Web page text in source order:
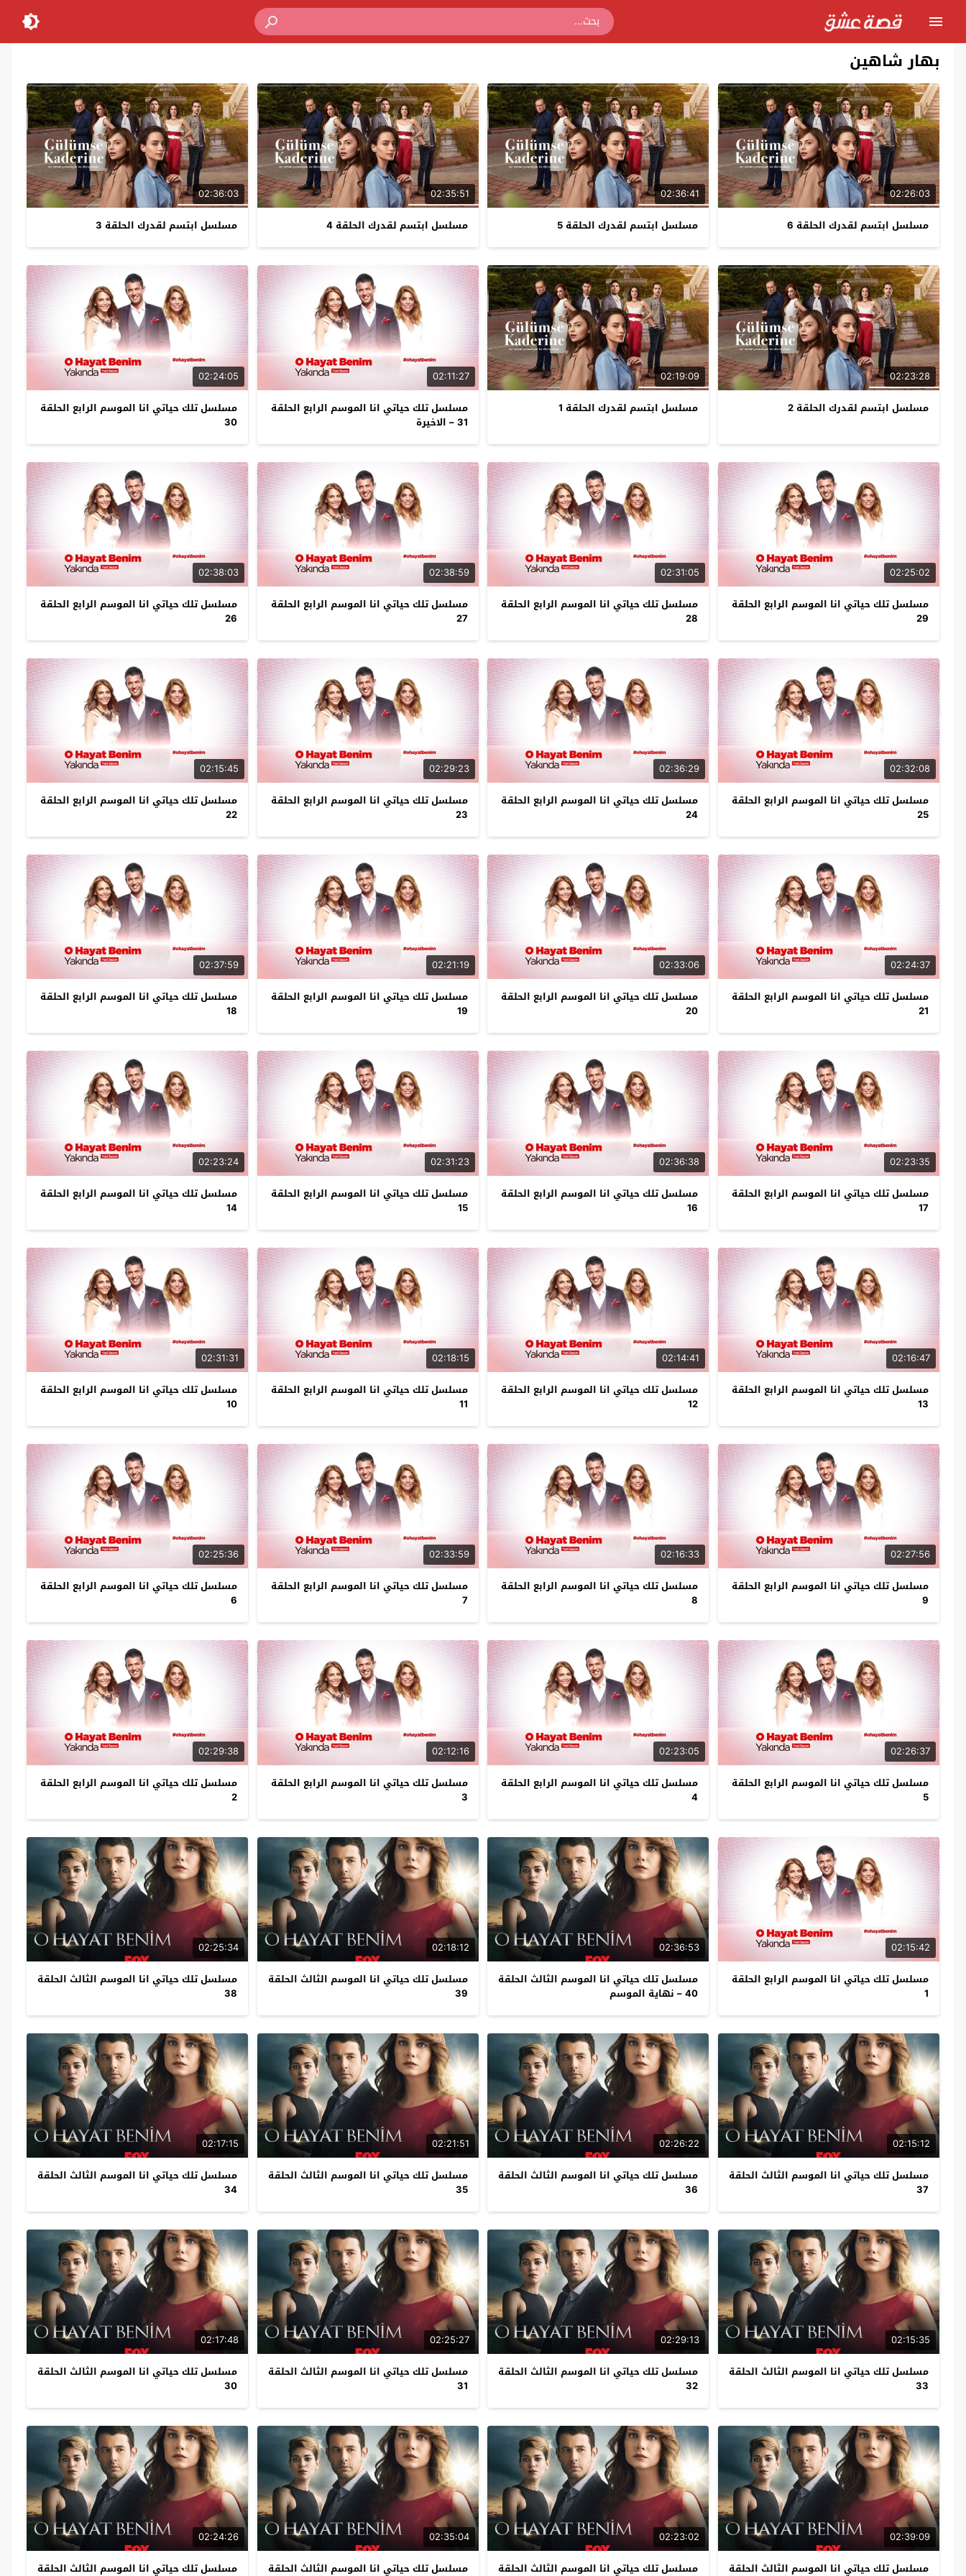
بهار شاهين
02:26:03
مسلسل ابتسم لقدرك الحلقة 6
02:36:41
مسلسل ابتسم لقدرك الحلقة 5
02:35:51
مسلسل ابتسم لقدرك الحلقة 4
02:36:03
مسلسل ابتسم لقدرك الحلقة 3
02:23:28
مسلسل ابتسم لقدرك الحلقة 2
02:19:09
مسلسل ابتسم لقدرك الحلقة 1
02:11:27
مسلسل تلك حياتي انا الموسم الرابع الحلقة
31 – الاخيرة
02:24:05
مسلسل تلك حياتي انا الموسم الرابع الحلقة
30
02:25:02
مسلسل تلك حياتي انا الموسم الرابع الحلقة
29
02:31:05
مسلسل تلك حياتي انا الموسم الرابع الحلقة
28
02:38:59
مسلسل تلك حياتي انا الموسم الرابع الحلقة
27
02:38:03
مسلسل تلك حياتي انا الموسم الرابع الحلقة
26
02:32:08
مسلسل تلك حياتي انا الموسم الرابع الحلقة
25
02:36:29
مسلسل تلك حياتي انا الموسم الرابع الحلقة
24
02:29:23
مسلسل تلك حياتي انا الموسم الرابع الحلقة
23
02:15:45
مسلسل تلك حياتي انا الموسم الرابع الحلقة
22
02:24:37
مسلسل تلك حياتي انا الموسم الرابع الحلقة
21
02:33:06
مسلسل تلك حياتي انا الموسم الرابع الحلقة
20
02:21:19
مسلسل تلك حياتي انا الموسم الرابع الحلقة
19
02:37:59
مسلسل تلك حياتي انا الموسم الرابع الحلقة
18
02:23:35
مسلسل تلك حياتي انا الموسم الرابع الحلقة
17
02:36:38
مسلسل تلك حياتي انا الموسم الرابع الحلقة
16
02:31:23
مسلسل تلك حياتي انا الموسم الرابع الحلقة
15
02:23:24
مسلسل تلك حياتي انا الموسم الرابع الحلقة
14
02:16:47
مسلسل تلك حياتي انا الموسم الرابع الحلقة
13
02:14:41
مسلسل تلك حياتي انا الموسم الرابع الحلقة
12
02:18:15
مسلسل تلك حياتي انا الموسم الرابع الحلقة
11
02:31:31
مسلسل تلك حياتي انا الموسم الرابع الحلقة
10
02:27:56
مسلسل تلك حياتي انا الموسم الرابع الحلقة
9
02:16:33
مسلسل تلك حياتي انا الموسم الرابع الحلقة
8
02:33:59
مسلسل تلك حياتي انا الموسم الرابع الحلقة
7
02:25:36
مسلسل تلك حياتي انا الموسم الرابع الحلقة
6
02:26:37
مسلسل تلك حياتي انا الموسم الرابع الحلقة
5
02:23:05
مسلسل تلك حياتي انا الموسم الرابع الحلقة
4
02:12:16
مسلسل تلك حياتي انا الموسم الرابع الحلقة
3
02:29:38
مسلسل تلك حياتي انا الموسم الرابع الحلقة
2
02:15:42
مسلسل تلك حياتي انا الموسم الرابع الحلقة
1
02:36:53
مسلسل تلك حياتي انا الموسم الثالث الحلقة
40 – نهاية الموسم
02:18:12
مسلسل تلك حياتي انا الموسم الثالث الحلقة
39
02:25:34
مسلسل تلك حياتي انا الموسم الثالث الحلقة
38
02:15:12
مسلسل تلك حياتي انا الموسم الثالث الحلقة
37
02:26:22
مسلسل تلك حياتي انا الموسم الثالث الحلقة
36
02:21:51
مسلسل تلك حياتي انا الموسم الثالث الحلقة
35
02:17:15
مسلسل تلك حياتي انا الموسم الثالث الحلقة
34
02:15:35
مسلسل تلك حياتي انا الموسم الثالث الحلقة
33
02:29:13
مسلسل تلك حياتي انا الموسم الثالث الحلقة
32
02:25:27
مسلسل تلك حياتي انا الموسم الثالث الحلقة
31
02:17:48
مسلسل تلك حياتي انا الموسم الثالث الحلقة
30
02:39:09
مسلسل تلك حياتي انا الموسم الثالث الحلقة
02:23:02
مسلسل تلك حياتي انا الموسم الثالث الحلقة
02:35:04
مسلسل تلك حياتي انا الموسم الثالث الحلقة
02:24:26
مسلسل تلك حياتي انا الموسم الثالث الحلقة